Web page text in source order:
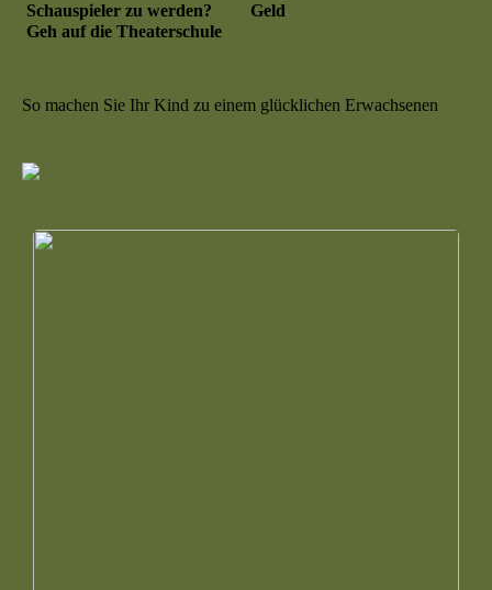
Schauspieler zu werden?
Geh auf die Theaterschule
Geld
So machen Sie Ihr Kind zu einem glücklichen Erwachsenen